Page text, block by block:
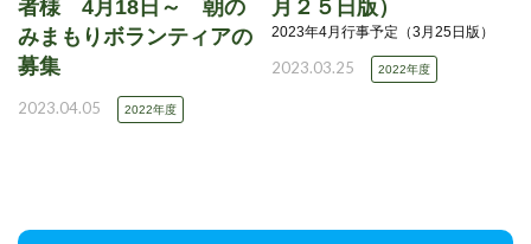
者様 4月18日～ 朝の
みまもりボランティアの
募集
2023.04.05 2022年度
月２５日版）
2023年4月行事予定（3月25日版）
2023.03.25 2022年度